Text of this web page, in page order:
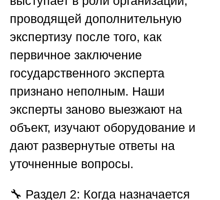
проводящей дополнительную
экспертизу после того, как
первичное заключение
государственного эксперта
признано неполным. Наши
эксперты заново выезжают на
объект, изучают оборудование и
дают развернутые ответы на
уточненные вопросы.
🔧 Раздел 2: Когда назначается